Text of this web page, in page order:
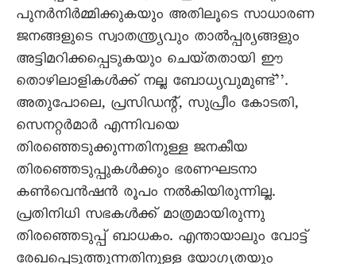
പുനർനിർമ്മിക്കുകയും അതിലൂടെ സാധാരണ
ജനങ്ങളുടെ സ്വാതന്ത്ര്യവും താൽപ്പര്യങ്ങളും
അട്ടിമറിക്കപ്പെടുകയും ചെയ്‌തതായി ഈ
തൊഴിലാളികൾക്ക് നല്ല ബോധ്യവുമുണ്ട്’’.
അതുപോലെ, പ്രസിഡന്റ്, സുപ്രീം കോടതി,
സെനറ്റർമാർ എന്നിവയെ
തിരഞ്ഞെടുക്കുന്നതിനുള്ള ജനകീയ
തിരഞ്ഞെടുപ്പുകൾക്കും ഭരണഘടനാ
കൺവെൻഷൻ രൂപം നൽകിയിരുന്നില്ല.
പ്രതിനിധി സഭകൾക്ക് മാത്രമായിരുന്നു
തിരഞ്ഞെടുപ്പ് ബാധകം. എന്തായാലും വോട്ട്